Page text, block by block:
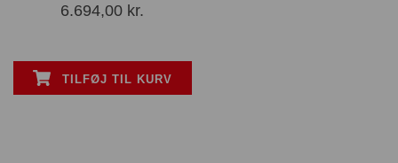
6.694,00 kr.
TILFØJ TIL KURV